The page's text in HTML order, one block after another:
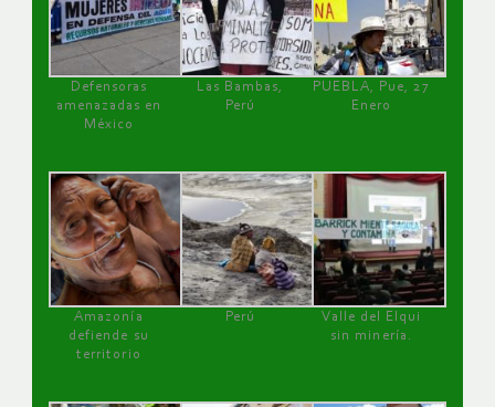
Defensoras
amenazadas en
México
Las Bambas,
Perú
PUEBLA, Pue, 27
Enero
Amazonía
defiende su
territorio
Perú
Valle del Elqui
sin minería.